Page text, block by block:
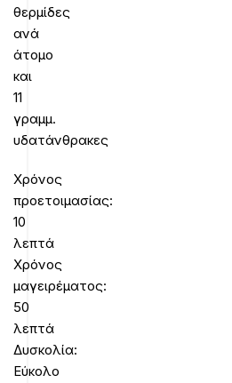
θερμίδες
ανά
άτομο
και
11
γραμμ.
υδατάνθρακες
Χρόνος
προετοιμασίας:
10
λεπτά
Χρόνος
μαγειρέματος:
50
λεπτά
Δυσκολία:
Εύκολο